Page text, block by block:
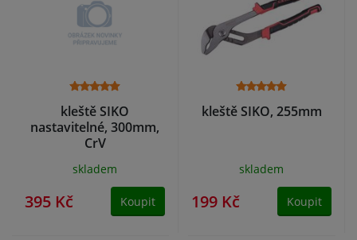
kleště SIKO
nastavitelné, 300mm,
CrV
skladem
395 Kč Koupit
kleště SIKO, 255mm
skladem
199 Kč Koupit